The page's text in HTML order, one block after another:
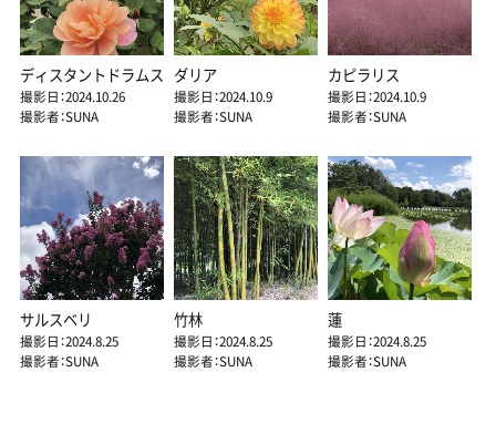
ディスタントドラムス
撮影日：2024.10.26
撮影者：SUNA
ダリア
撮影日：2024.10.9
撮影者：SUNA
カピラリス
撮影日：2024.10.9
撮影者：SUNA
サルスベリ
撮影日：2024.8.25
撮影者：SUNA
竹林
撮影日：2024.8.25
撮影者：SUNA
蓮
撮影日：2024.8.25
撮影者：SUNA